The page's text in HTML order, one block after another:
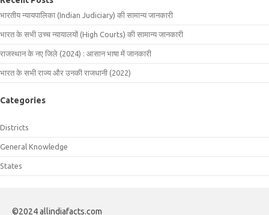
भारतीय न्यायपालिका (Indian Judiciary) की सामान्य जानकारी
भारत के सभी उच्च न्यायालयों (High Courts) की सामान्य जानकारी
राजस्थान के नए जिले (2024) : आसान भाषा में जानकारी
भारत के सभी राज्य और उनकी राजधानी (2022)
Categories
Districts
General Knowledge
States
©2024 allindiafacts.com